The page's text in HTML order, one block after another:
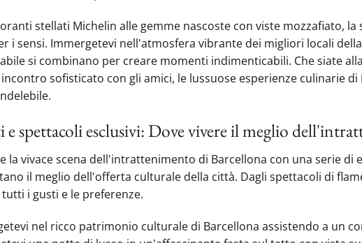
stellati Michelin alle gemme nascoste con viste mozzafiato,
i sensi. Immergetevi nell'atmosfera vibrante dei migliori locali
si combinano per creare‍ momenti indimenticabili. Che siate
sofisticato con gli amici, le lussuose esperienze culinarie
e spettacoli esclusivi: Dove vivere il meglio
la vivace scena dell'intrattenimento di Barcellona con una serie di
il meglio dell'offerta culturale della città. Dagli spettacoli di
i gusti‍ e le preferenze.
nel ricco patrimonio culturale di Barcellona assistendo a un